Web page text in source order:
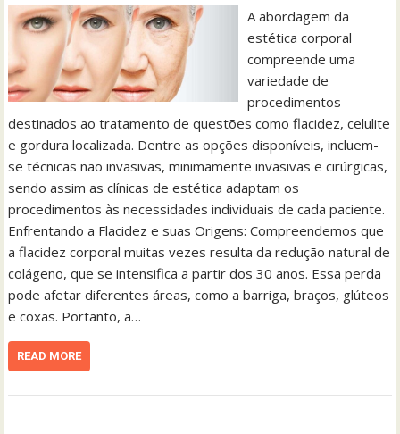
A abordagem da
estética corporal
compreende uma
variedade de
procedimentos
destinados ao tratamento de questões como flacidez, celulite
e gordura localizada. Dentre as opções disponíveis, incluem-
se técnicas não invasivas, minimamente invasivas e cirúrgicas,
sendo assim as clínicas de estética adaptam os
procedimentos às necessidades individuais de cada paciente.
Enfrentando a Flacidez e suas Origens: Compreendemos que
a flacidez corporal muitas vezes resulta da redução natural de
colágeno, que se intensifica a partir dos 30 anos. Essa perda
pode afetar diferentes áreas, como a barriga, braços, glúteos
e coxas. Portanto, a…
READ MORE